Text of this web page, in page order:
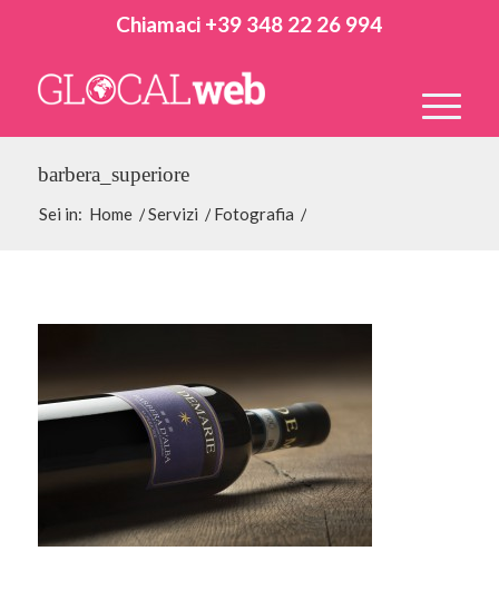
Chiamaci +39 348 22 26 994
barbera_superiore
Sei in: Home /Servizi / Fotografia /